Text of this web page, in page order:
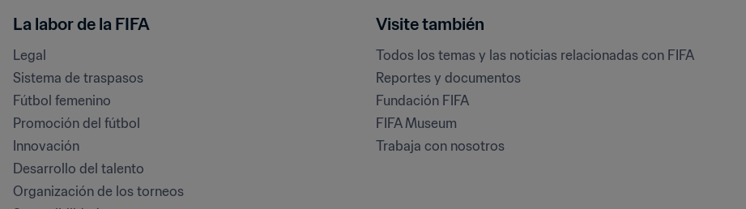
La labor de la FIFA
Legal
Sistema de traspasos
Fútbol femenino
Promoción del fútbol
Innovación
Desarrollo del talento
Organización de los torneos
Visite también
Todos los temas y las noticias relacionadas con FIFA
Reportes y documentos
Fundación FIFA
FIFA Museum
Trabaja con nosotros